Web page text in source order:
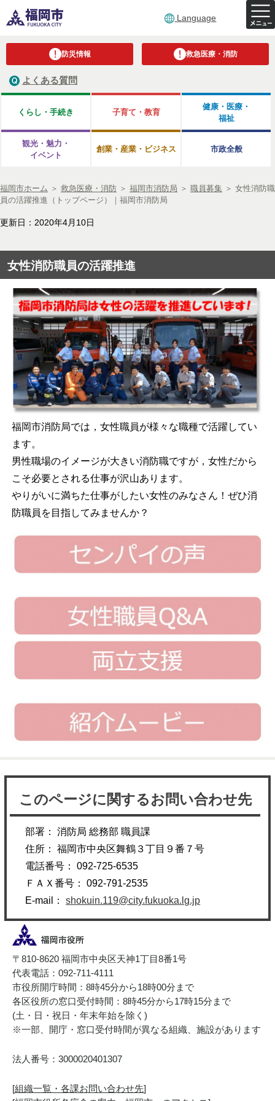
Language
防災情報 救急医療・消防
よくある質問
くらし・手続き 子育て・教育
健康・医療・
福祉
観光・魅力・
イベント
創業・産業・ビジネス 市政全般
福岡市ホーム ＞ 救急医療・消防 ＞ 福岡市消防局 ＞ 職員募集 ＞ 女性消防職
員の活躍推進（トップページ）｜福岡市消防局
更新日：2020年4月10日
女性消防職員の活躍推進
福岡市消防局では，女性職員が様々な職種で活躍してい
ます。
男性職場のイメージが大きい消防職ですが，女性だから
こそ必要とされる仕事が沢山あります。
やりがいに満ちた仕事がしたい女性のみなさん！ぜひ消
防職員を目指してみませんか？
このページに関するお問い合わせ先
部署： 消防局 総務部 職員課
住所： 福岡市中央区舞鶴３丁目９番７号
電話番号： 092-725-6535
ＦＡＸ番号： 092-791-2535
E-mail：shokuin.119@city.fukuoka.lg.jp
〒810-8620 福岡市中央区天神1丁目8番1号
代表電話：092-711-4111
市役所開庁時間：8時45分から18時00分まで
各区役所の窓口受付時間：8時45分から17時15分まで
(土・日・祝日・年末年始を除く)
※一部、開庁・窓口受付時間が異なる組織、施設があります
法人番号：3000020401307
[組織一覧・各課お問い合わせ先]